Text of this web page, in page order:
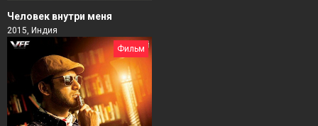
Человек внутри меня
2015, Индия
Фильм